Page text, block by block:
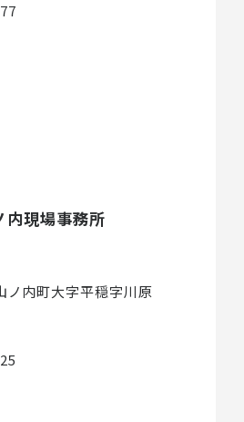
内現場事務所
ノ内町大字平穏字川原